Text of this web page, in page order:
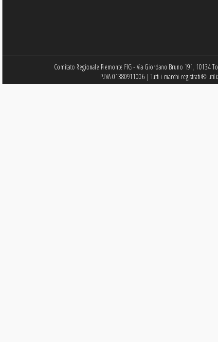
Comitato Regionale Piemonte FIG - Via Giordano Bruno 191, 10134
P.IVA 01380911006 | Tutti i marchi registrati®